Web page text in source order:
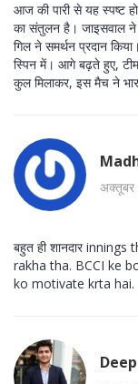
आज की पारी से यह स्पष्ट
का संतुलन है। जाइसवाल ने
गिल ने समर्थन प्रदान
स्पिन में। आगे बढ़ते हुए,
कुल मिलाकर, इस मैच ने
बहुत ही शानदार
rakha tha. BCCI ke
ko motivate krta hai.